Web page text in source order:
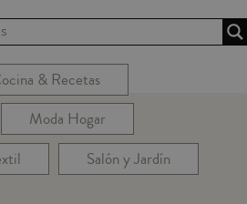
& Recetas
Moda Hogar
Salón y Jardín